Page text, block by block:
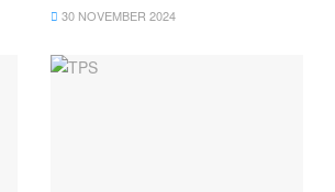
30 NOVEMBER 2024